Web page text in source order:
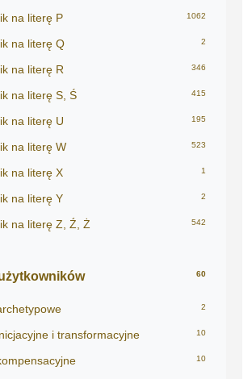
na literę P 1062
na literę Q 2
na literę R 346
na literę S, Ś 415
na literę U 195
na literę W 523
na literę X 1
na literę Y 2
na literę Z, Ź, Ż 542
60
2
i transformacyjne 10
10